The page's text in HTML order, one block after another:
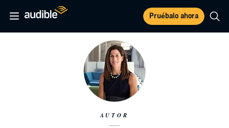
Pruébalo ahora
AUTOR